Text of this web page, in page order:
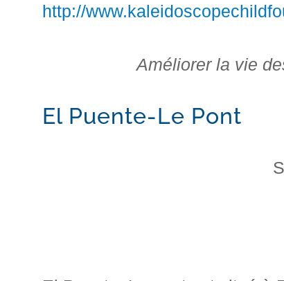
http://
Améliorer la vie
El Puente-Le Pont